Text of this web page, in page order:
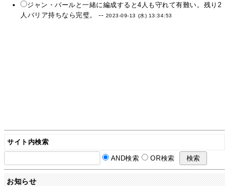
ジャン・バールと一緒に編成すると4人も守れて有難い。残り2
人バリア持ちなら完璧。 -- 2023-09-13 (水) 13:34:53
サイト内検索
AND検索 OR検索
お知らせ